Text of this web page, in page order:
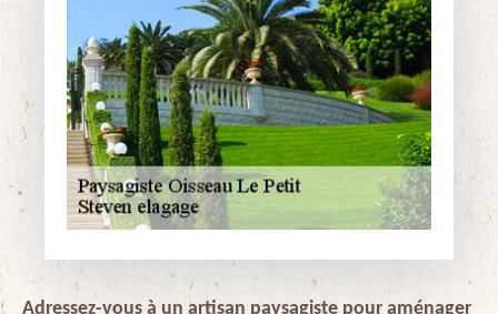
Adressez-vous à un artisan paysagiste pour aménager